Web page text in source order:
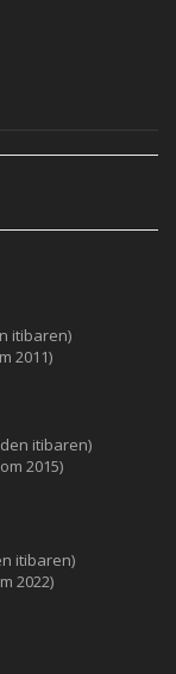
itibaren)
2011)
itibaren)
2015)
itibaren)
2022)